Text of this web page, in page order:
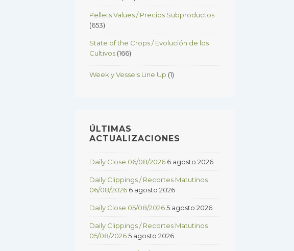
Pellets Values / Precios Subproductos
(653)
State of the Crops / Evolución de los
Cultivos (166)
Weekly Vessels Line Up (1)
ÚLTIMAS
ACTUALIZACIONES
Daily Close 06/08/2026 6 agosto 2026
Daily Clippings / Recortes Matutinos
06/08/2026 6 agosto 2026
Daily Close 05/08/20265 agosto 2026
Daily Clippings / Recortes Matutinos
05/08/20265 agosto 2026